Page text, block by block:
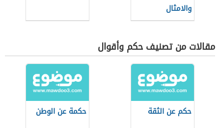
والامثال
مقالات من تصنيف حكم وأقوال
حكم عن الثقة حكمة عن الوطن